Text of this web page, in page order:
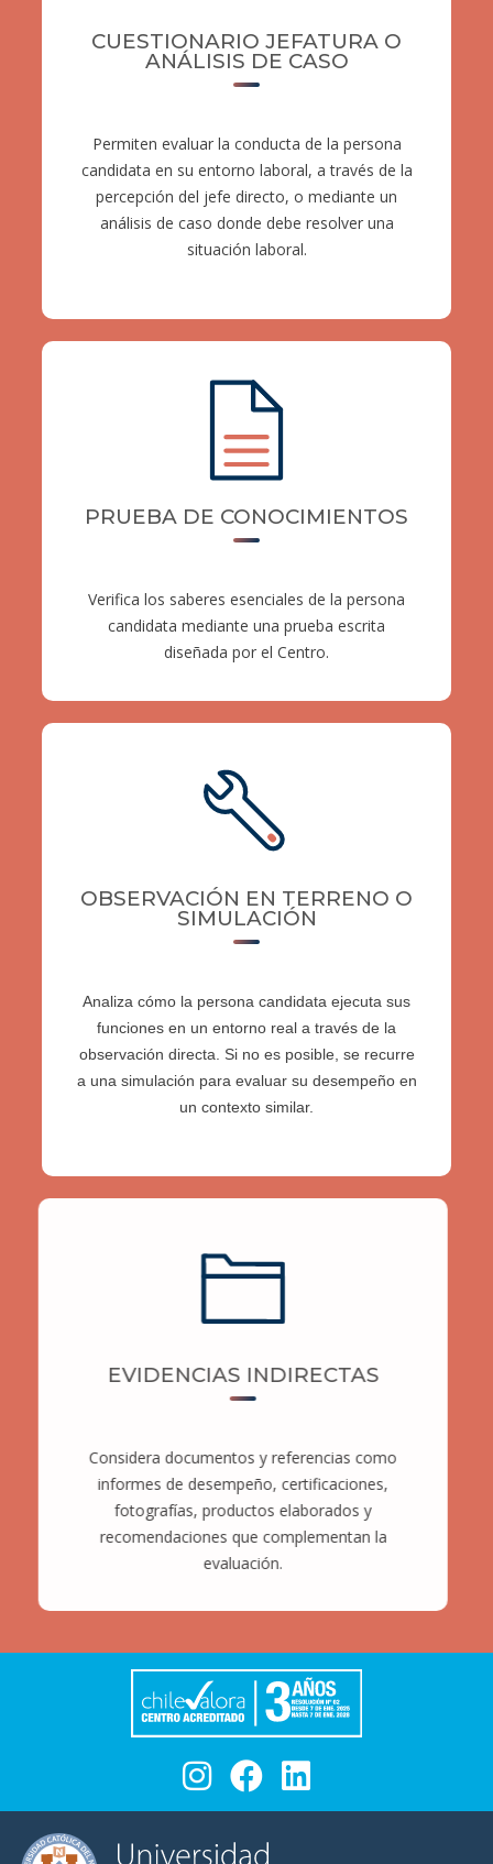
CUESTIONARIO JEFATURA O
ANÁLISIS DE CASO
Permiten evaluar la conducta de la persona
candidata en su entorno laboral, a través de la
percepción del jefe directo, o mediante un
análisis de caso donde debe resolver una
situación laboral.
PRUEBA DE CONOCIMIENTOS
Verifica los saberes esenciales de la persona
candidata mediante una prueba escrita
diseñada por el Centro.
OBSERVACIÓN EN TERRENO O
SIMULACIÓN
Analiza cómo la persona candidata ejecuta sus
funciones en un entorno real a través de la
observación directa. Si no es posible, se recurre
a una simulación para evaluar su desempeño en
un contexto similar.
EVIDENCIAS INDIRECTAS
Considera documentos y referencias como
informes de desempeño, certificaciones,
fotografías, productos elaborados y
recomendaciones que complementan la
evaluación.